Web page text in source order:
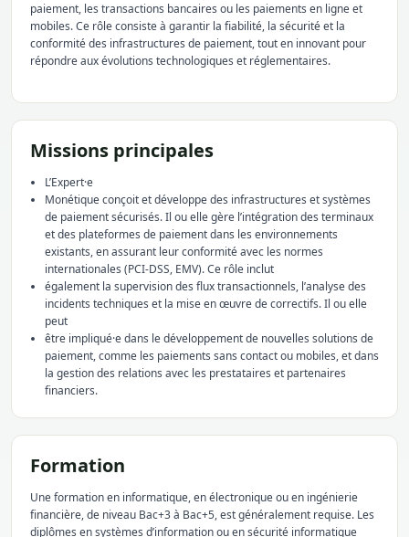
paiement, les transactions bancaires ou les paiements en ligne et
mobiles. Ce rôle consiste à garantir la fiabilité, la sécurité et la
conformité des infrastructures de paiement, tout en innovant pour
répondre aux évolutions technologiques et réglementaires.
Missions principales
L’Expert·e
Monétique conçoit et développe des infrastructures et systèmes
de paiement sécurisés. Il ou elle gère l’intégration des terminaux
et des plateformes de paiement dans les environnements
existants, en assurant leur conformité avec les normes
internationales (PCI-DSS, EMV). Ce rôle inclut
également la supervision des flux transactionnels, l’analyse des
incidents techniques et la mise en œuvre de correctifs. Il ou elle
peut
être impliqué·e dans le développement de nouvelles solutions de
paiement, comme les paiements sans contact ou mobiles, et dans
la gestion des relations avec les prestataires et partenaires
financiers.
Formation
Une formation en informatique, en électronique ou en ingénierie
financière, de niveau Bac+3 à Bac+5, est généralement requise. Les
diplômes en systèmes d’information ou en sécurité informatique